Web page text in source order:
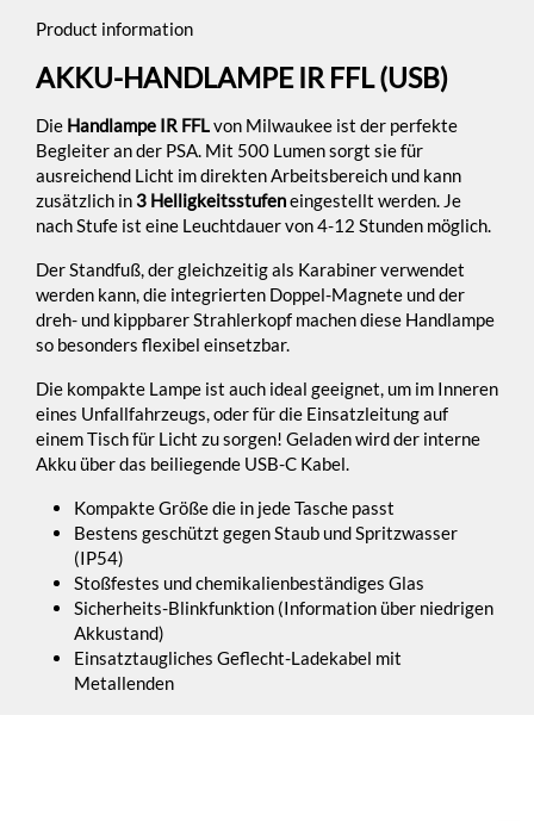
Product information
AKKU-HANDLAMPE IR FFL (USB)
Die Handlampe IR FFLvon Milwaukee ist der perfekte
Begleiter an der PSA. Mit 500 Lumen sorgt sie für
ausreichend Licht im direkten Arbeitsbereich und kann
zusätzlich in 3 Helligkeitsstufeneingestellt werden. Je
nach Stufe ist eine Leuchtdauer von 4-12 Stunden möglich.
Der Standfuß, der gleichzeitig als Karabiner verwendet
werden kann, die integrierten Doppel-Magnete und der
dreh- und kippbarer Strahlerkopf machen diese Handlampe
so besonders flexibel einsetzbar.
Die kompakte Lampe ist auch ideal geeignet, um im Inneren
eines Unfallfahrzeugs, oder für die Einsatzleitung auf
einem Tisch für Licht zu sorgen! Geladen wird der interne
Akku über das beiliegende USB-C Kabel.
Kompakte Größe die in jede Tasche passt
Bestens geschützt gegen Staub und Spritzwasser
(IP54)
Stoßfestes und chemikalienbeständiges Glas
Sicherheits-Blinkfunktion (Information über niedrigen
Akkustand)
Einsatztaugliches Geflecht-Ladekabel mit
Metallenden